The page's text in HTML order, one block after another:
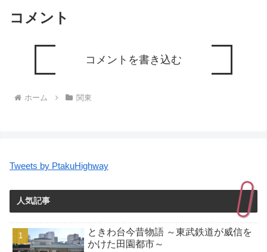
コメント
コメントを書き込む
ホーム 関東
Tweets by PtakuHighway
人気記事
ときわ台今昔物語 ～東武鉄道が威信を
かけた田園都市～